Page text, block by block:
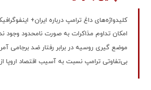
کلیدواژه‌های داغ ترامپ درباره ایران+
امکان تداوم مذاکرات به صورت نامحدود وجود
موضع گیری روسیه در برابر رفتار ضد برجامی
بی‌تفاوتی ترامپ نسبت به آسیب اقتصاد اروپا